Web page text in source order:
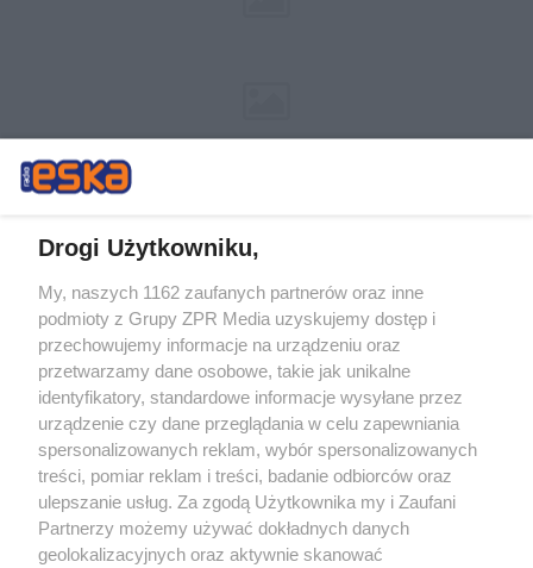
Żaden utwór zamieszczony w serwisie nie może być powielany i
rozpowszechniany lub dalej rozpowszechniany w jakikolwiek sposób (w
tym także elektroniczny lub mechaniczny) na jakimkolwiek polu
eksploatacji w jakiejkolwiek formie, włącznie z umieszczaniem w
Internecie bez pisemnej zgody właściciela praw. Jakiekolwiek użycie lub
wykorzystanie utworów w całości lub w części z naruszeniem prawa,
tzn. bez właściwej zgody, jest zabronione pod groźbą kary i może być
ścigane prawnie.
Drogi Użytkowniku,
My, naszych 1162 zaufanych partnerów oraz inne
podmioty z Grupy ZPR Media uzyskujemy dostęp i
przechowujemy informacje na urządzeniu oraz
przetwarzamy dane osobowe, takie jak unikalne
identyfikatory, standardowe informacje wysyłane przez
urządzenie czy dane przeglądania w celu zapewniania
spersonalizowanych reklam, wybór spersonalizowanych
treści, pomiar reklam i treści, badanie odbiorców oraz
ulepszanie usług. Za zgodą Użytkownika my i Zaufani
Partnerzy możemy używać dokładnych danych
geolokalizacyjnych oraz aktywnie skanować